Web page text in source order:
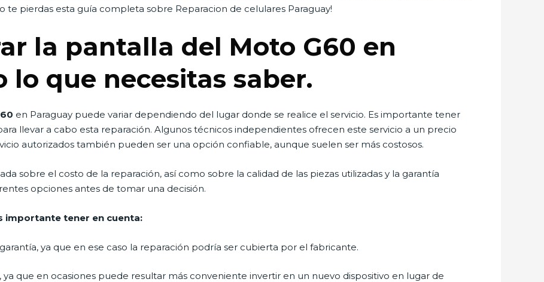
te pierdas esta guía completa sobre Reparacion de celulares Paraguay!
la pantalla del Moto G60 en
lo que necesitas saber.
en Paraguay puede variar dependiendo del lugar donde se realice el servicio. Es importante tener
llevar a cabo esta reparación. Algunos técnicos independientes ofrecen este servicio a un precio
autorizados también pueden ser una opción confiable, aunque suelen ser más costosos.
sobre el costo de la reparación, así como sobre la calidad de las piezas utilizadas y la garantía
opciones antes de tomar una decisión.
importante tener en cuenta:
ya que en ese caso la reparación podría ser cubierta por el fabricante.
que en ocasiones puede resultar más conveniente invertir en un nuevo dispositivo en lugar de